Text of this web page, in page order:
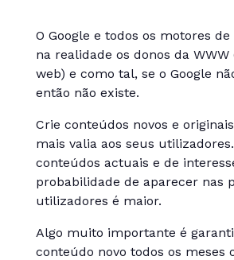
O Google e todos os motores de
na realidade os donos da
web) e como tal, se o Google
então não existe.
Crie conteúdos novos e
mais valia aos seus
conteúdos actuais e de
probabilidade de aparecer nas
utilizadores é maior.
Algo muito importante é
conteúdo novo todos os meses